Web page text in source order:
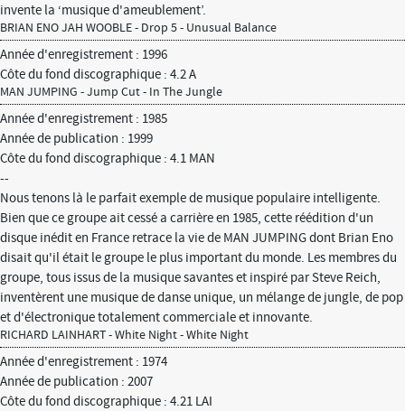
invente la ‘musique d'ameublement’.
BRIAN ENO JAH WOOBLE - Drop 5 - Unusual Balance
Année d'enregistrement : 1996
Côte du fond discographique : 4.2 A
MAN JUMPING - Jump Cut - In The Jungle
Année d'enregistrement : 1985
Année de publication : 1999
Côte du fond discographique : 4.1 MAN
--
Nous tenons là le parfait exemple de musique populaire intelligente.
Bien que ce groupe ait cessé a carrière en 1985, cette réédition d'un
disque inédit en France retrace la vie de MAN JUMPING dont Brian Eno
disait qu'il était le groupe le plus important du monde. Les membres du
groupe, tous issus de la musique savantes et inspiré par Steve Reich,
inventèrent une musique de danse unique, un mélange de jungle, de pop
et d'électronique totalement commerciale et innovante.
RICHARD LAINHART - White Night - White Night
Année d'enregistrement : 1974
Année de publication : 2007
Côte du fond discographique : 4.21 LAI